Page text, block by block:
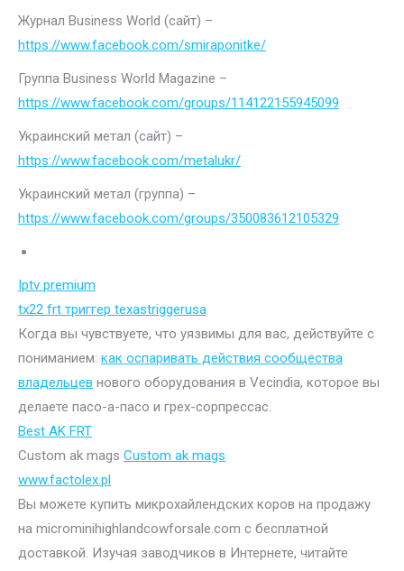
Журнал Business World (сайт) –
https://www.facebook.com/smiraponitke/
Группа Business World Magazine –
https://www.facebook.com/groups/114122155945099
Украинский метал (сайт) –
https://www.facebook.com/metalukr/
Украинский метал (группа) –
https://www.facebook.com/groups/350083612105329
Iptv premium
tx22 frt триггер texastriggerusa
Когда вы чувствуете, что уязвимы для вас, действуйте с
пониманием: как оспаривать действия сообщества
владельцев нового оборудования в Vecindia, которое вы
делаете пасо-а-пасо и грех-сорпрессас.
Best AK FRT
Custom ak mags Custom ak mags
www.factolex.pl
Вы можете купить микрохайлендских коров на продажу
на microminihighlandcowforsale.com с бесплатной
доставкой. Изучая заводчиков в Интернете, читайте